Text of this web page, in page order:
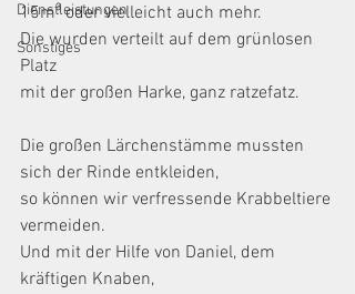
Dienstleistungen
Sonstiges
15m³ oder vielleicht auch mehr.
Die wurden verteilt auf dem grünlosen
Platz
mit der großen Harke, ganz ratzefatz.
Die großen Lärchenstämme mussten
sich der Rinde entkleiden,
so können wir verfressende Krabbeltiere
vermeiden.
Und mit der Hilfe von Daniel, dem
kräftigen Knaben,